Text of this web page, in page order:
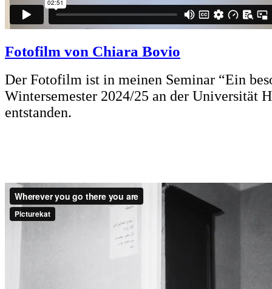
Fotofilm von Chiara Bovio
Der Fotofilm ist in meinen Seminar “Ein
Wintersemester 2024/25 an der Universität
entstanden.